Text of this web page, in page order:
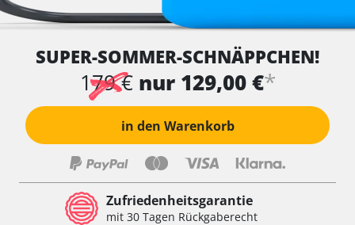
SUPER-SOMMER-SCHNÄPPCHEN!
179 € nur 129,00 €*
in den Warenkorb
Zufriedenheitsgarantie
mit 30 Tagen Rückgaberecht